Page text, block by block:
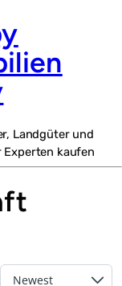
Landgüter und
kaufen